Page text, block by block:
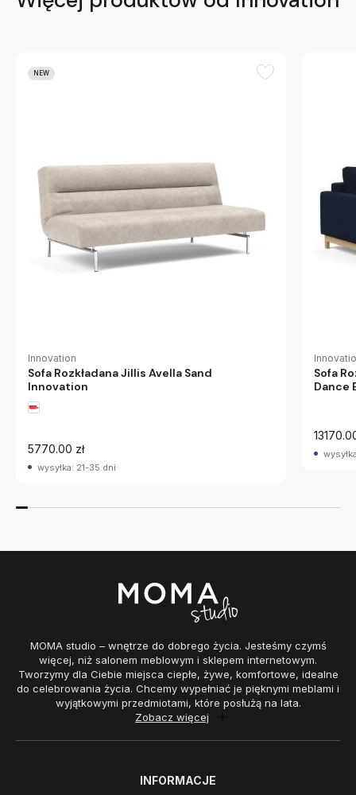
NEW
Innovation
Sofa Rozkładana Jillis Avella Sand
Innovation
5770.00 zł
wysyłka: 21-35 dni
Sofa
Dance
MOMA studio – wnętrze do dobrego życia. Jesteśmy czymś
więcej, niż salonem meblowym i sklepem internetowym.
Tworzymy dla Ciebie miejsca ciepłe, żywe, komfortowe, idealne
do celebrowania życia. Chcemy wypełniać je pięknymi meblami i
wyjątkowymi przedmiotami, które posłużą na lata.
Zobacz więcej
INFORMACJE